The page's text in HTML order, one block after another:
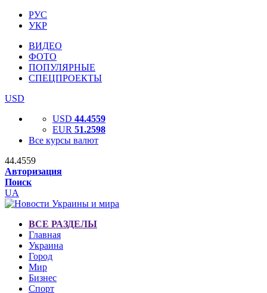
РУС
УКР
ВИДЕО
ФОТО
ПОПУЛЯРНЫЕ
СПЕЦПРОЕКТЫ
USD
USD 44.4559
EUR 51.2598
Все курсы валют
44.4559
Авторизация
Поиск
UA
ВСЕ РАЗДЕЛЫ
Главная
Украина
Город
Мир
Бизнес
Спорт